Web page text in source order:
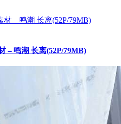
– 鸣潮 长离(52P/79MB)